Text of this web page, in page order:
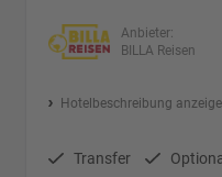
Anbieter:
BILLA Reisen
Hotelbeschreibung
Transfer